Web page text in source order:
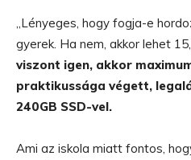
„Lényeges, hogy fogja-e
gyerek. Ha nem, akkor lehet
viszont igen, akkor
praktikussága végett,
240GB SSD-vel.
Ami az iskola miatt fontos,